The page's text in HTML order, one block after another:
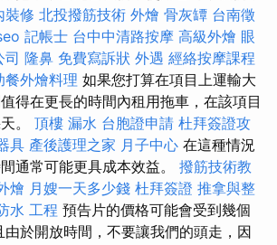
裝修 北投撥筋技術 外燴 骨灰罈 台南徵
記帳士 台中中清路按摩 高級外燴 眼
司 隆鼻 免費寫訴狀 外遇 經絡按摩課程
餐外燴料理 如果您打算在項目上運輸大
得在更長的時間內租用拖車，在該項目
。 頂樓 漏水 台胞證申請 杜拜簽證攻
具 產後護理之家 月子中心 在這種情況
通常可能更具成本效益。 撥筋技術教
燴 月嫂一天多少錢 杜拜簽證 推拿與整
水 工程 預告片的價格可能會受到幾個
於開放時間，不要讓我們的頭走，因